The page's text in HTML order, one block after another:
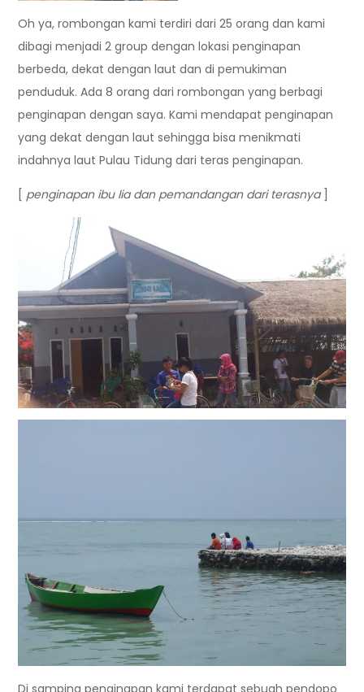
Oh ya, rombongan kami terdiri dari 25 orang dan kami
dibagi menjadi 2 group dengan lokasi penginapan
berbeda, dekat dengan laut dan di pemukiman
penduduk. Ada 8 orang dari rombongan yang berbagi
penginapan dengan saya. Kami mendapat penginapan
yang dekat dengan laut sehingga bisa menikmati
indahnya laut Pulau Tidung dari teras penginapan.
[ penginapan ibu liadan pemandangan dari terasnya]
Di samping penginapan kami terdapat sebuah pendopo